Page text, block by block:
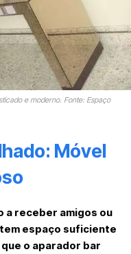
e moderno. Fonte: Espaço
Móvel
a receber amigos ou
espaço suficiente
o aparador bar